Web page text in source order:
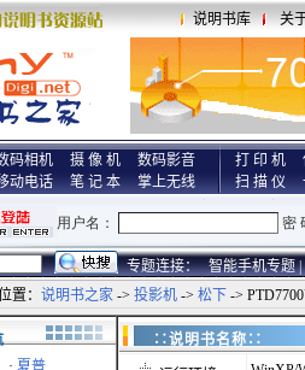
说明书库 关
码相机 摄 像 机
数码影音
动电话
笔 记 本 掌上无线
打 印 机
扫 描 仪
专题连接： 智能手机专题 |
置： 说明书之家 -> 投影机 -> 松下 ->
· 夏普
∷说明书名